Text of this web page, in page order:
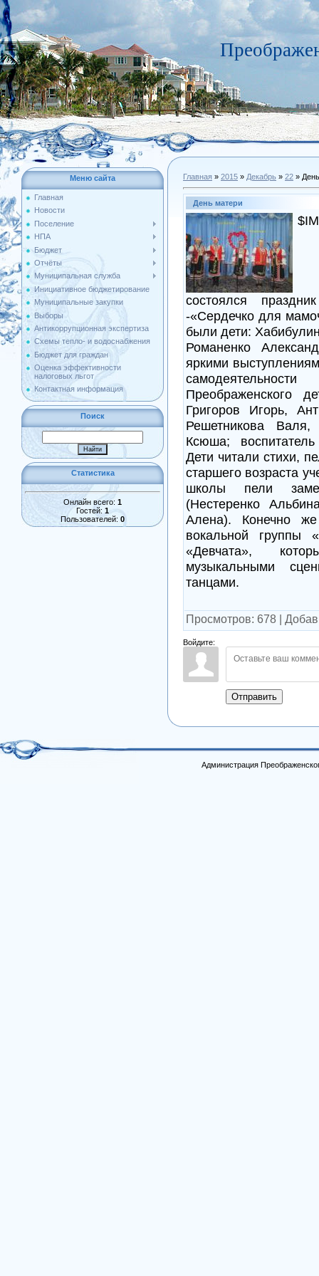
Меню сайта
Главная
Новости
Поселение
НПА
Бюджет
Отчёты
Муниципальная служба
Инициативное бюджетирование
Муниципальные закупки
Выборы
Антикоррупционная экспертиза
Схемы тепло- и водоснабжения
Бюджет для граждан
Оценка эффективности
налоговых льгот
Контактная информация
Поиск
Статистика
Онлайн всего: 1
Гостей: 1
Пользователей: 0
Главная » 2015 » Декабрь » 22 »
День матери
состоялся
-«Сердечко для
были дети:
Романенко
яркими
Преображенского
Григоров Игорь,
Решетникова
Ксюша;
Дети читали стихи,
старшего возраста
школы пели
(Нестеренко
Алена). Конечно
вокальной группы
«Девчата»,
музыкальными
танцами.
Просмотров: 678
Войдите:
Отправить
Администрация